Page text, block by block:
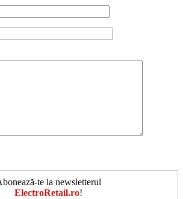
te la newsletterul
ElectroRetail.ro!